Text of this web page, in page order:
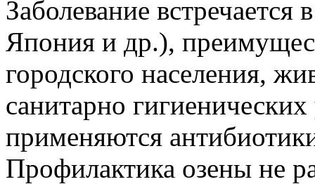
Заболевание
Япония и др.),
городского населения,
санитарно
применяются
Профилактика озены не